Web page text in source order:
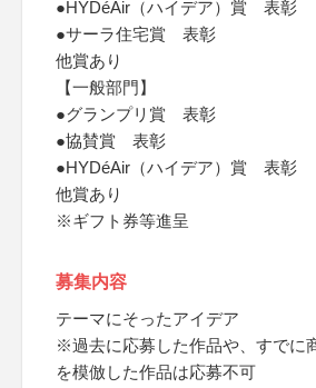
●HYDéAir（ハイデア）賞 表彰
●サーラ住宅賞 表彰
他賞あり
【一般部門】
●グランプリ賞 表彰
●協賛賞 表彰
●HYDéAir（ハイデア）賞 表彰
他賞あり
※ギフト券等進呈
募集内容
テーマにそったアイデア
※過去に応募した作品や、すでに
を模倣した作品は応募不可